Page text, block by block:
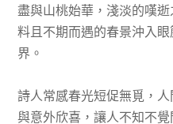
盡與山桃始華，淺淡的嘆
料且不期而遇的春景沖入
界。
詩人常感春光短促無覓，
與意外欣喜，讓人不知不